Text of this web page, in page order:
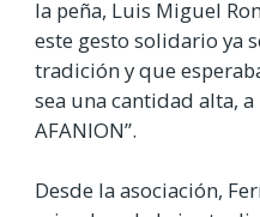
la peña, Luis Miguel
este gesto solidario ya
tradición y que
sea una cantidad alta,
AFANION”.
Desde la asociación,